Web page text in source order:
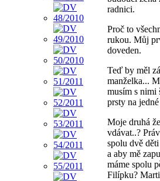
radnici.
Proč to
rukou. Můj
doveden.
Teď by měl
manželka...
musím s nimi
prsty na
Moje druhá
vdávat..?
spolu dvě
a aby mě
máme spolu
Filípku?